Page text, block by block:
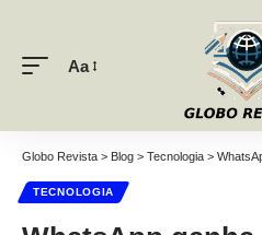
Font
Aa
Globo Revista > Blog > Tecnologia > WhatsApp ganha
TECNOLOGIA